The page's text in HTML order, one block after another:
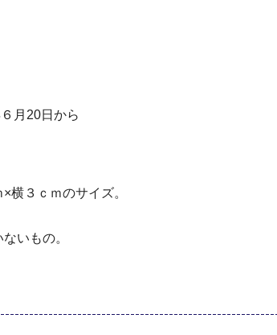
月20日から
３ｃｍのサイズ。
いもの。